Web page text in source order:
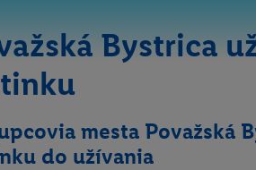
Bystrica
mesta Považská
do užívania